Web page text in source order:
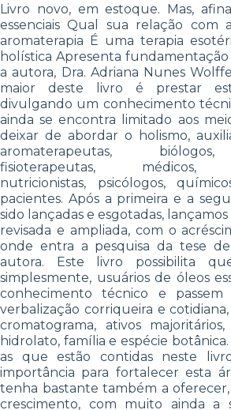
Livro novo, em estoque. Mas,
essenciais Qual sua relação com
aromaterapia É uma terapia
holística Apresenta
a autora, Dra. Adriana Nunes
maior deste livro é prestar
divulgando um conhecimento
ainda se encontra limitado aos
deixar de abordar o holismo,
aromaterapeutas,
fisioterapeutas, médicos,
nutricionistas, psicólogos,
pacientes. Após a primeira e a
sido lançadas e esgotadas,
revisada e ampliada, com o
onde entra a pesquisa da tese
autora. Este livro possibilita
simplesmente, usuários de óleos
conhecimento técnico e
verbalização corriqueira e
cromatograma, ativos
hidrolato, família e espécie
as que estão contidas neste
importância para fortalecer esta
tenha bastante também a
crescimento, com muito ainda a